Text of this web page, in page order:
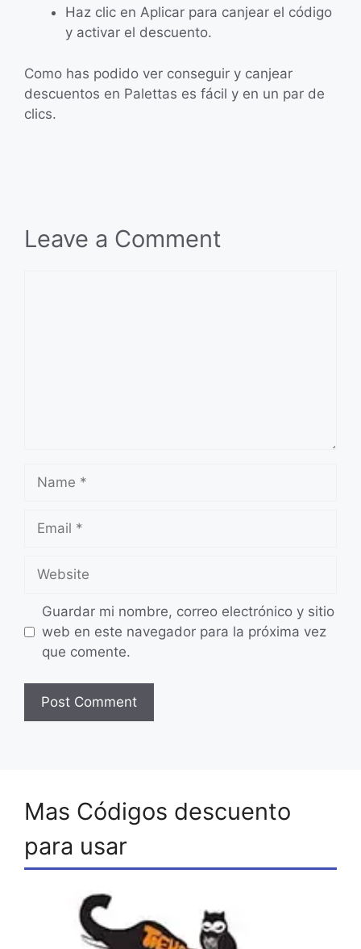
Haz clic en Aplicar para canjear el código
y activar el descuento.
Como has podido ver conseguir y canjear
descuentos en Palettas es fácil y en un par de
clics.
Leave a Comment
Name
Email
Website
Guardar mi nombre, correo electrónico y sitio
web en este navegador para la próxima vez
que comente.
Mas Códigos descuento
para usar